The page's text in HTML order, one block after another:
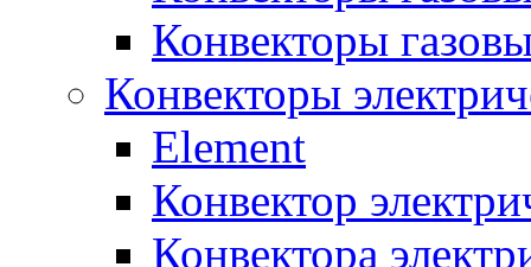
Конвекторы
Конвекторы
Element
Конвектор
Конвектора